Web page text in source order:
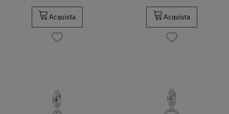
Acquista Acquista